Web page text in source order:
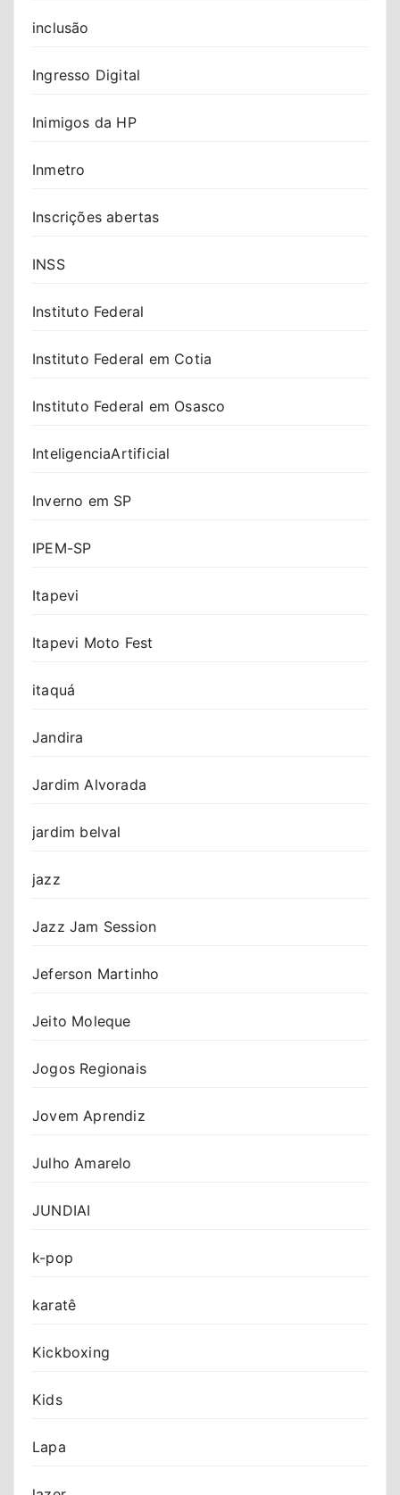
inclusão
Ingresso Digital
Inimigos da HP
Inmetro
Inscrições abertas
INSS
Instituto Federal
Instituto Federal em Cotia
Instituto Federal em Osasco
InteligenciaArtificial
Inverno em SP
IPEM-SP
Itapevi
Itapevi Moto Fest
itaquá
Jandira
Jardim Alvorada
jardim belval
jazz
Jazz Jam Session
Jeferson Martinho
Jeito Moleque
Jogos Regionais
Jovem Aprendiz
Julho Amarelo
JUNDIAI
k-pop
karatê
Kickboxing
Kids
Lapa